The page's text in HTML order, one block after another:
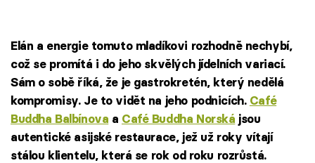
Elán a energie tomuto mladíkovi rozhodně nechybí,
což se promítá i do jeho skvělých jídelních variací.
Sám o sobě říká, že je gastrokretén, který nedělá
kompromisy. Je to vidět na jeho podnicích. Café
Buddha Balbínova a Café Buddha Norská jsou
autentické asijské restaurace, jež už roky vítají
stálou klientelu, která se rok od roku rozrůstá.